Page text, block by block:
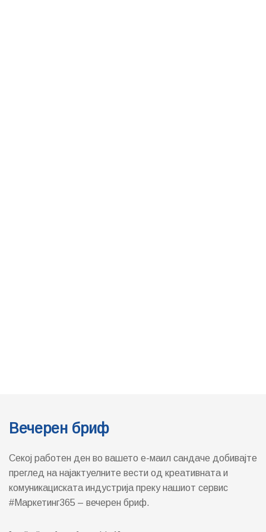
Вечерен бриф
Секој работен ден во вашето е-маил сандаче добивајте
преглед на најактуелните вести од креативната и
комуникациската индустрија преку нашиот сервис
#Маркетинг365 – вечерен бриф.